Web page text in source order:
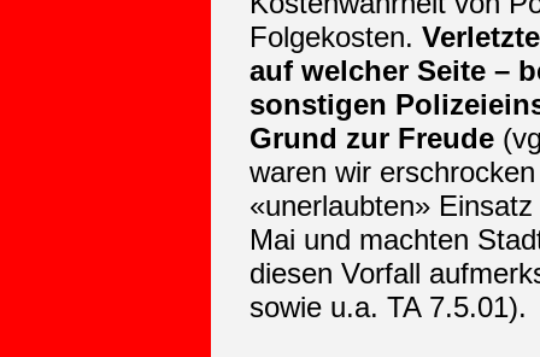
Folgekosten.
auf welcher Seite –
sonstigen
Grund zur Freude
waren wir
«unerlaubten»
Mai und machten
diesen Vorfall
sowie u.a. TA 7.5.01).